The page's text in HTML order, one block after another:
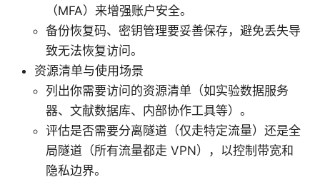
（MFA）来增强账户安全。
备份恢复码、密钥管理要妥善保存，避免丢失导
致无法恢复访问。
资源清单与使用场景
列出你需要访问的资源清单（如实验数据服务
器、文献数据库、内部协作工具等）。
评估是否需要分离隧道（仅走特定流量）还是全
局隧道（所有流量都走 VPN），以控制带宽和
隐私边界。